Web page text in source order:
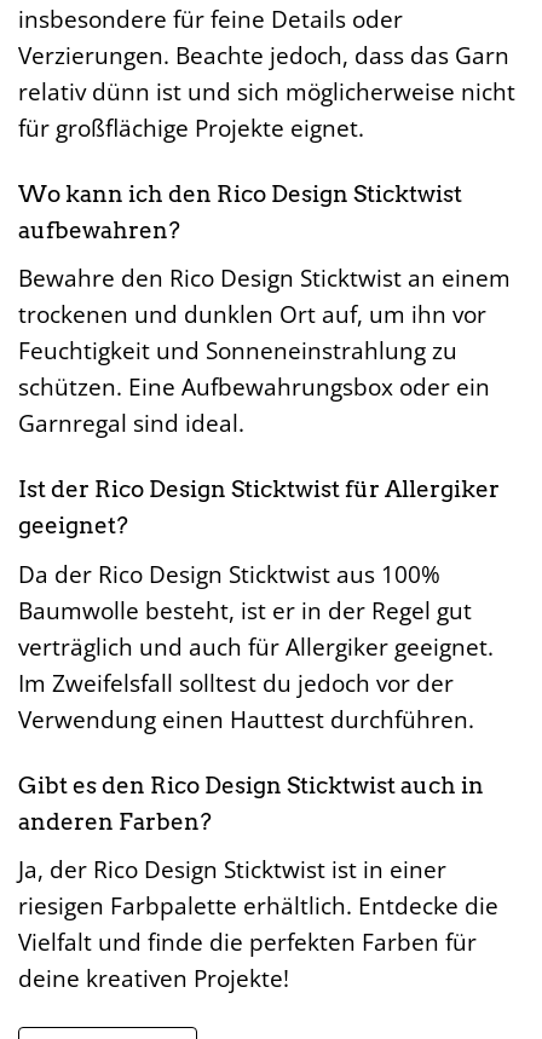
insbesondere für feine Details oder
Verzierungen. Beachte jedoch, dass das Garn
relativ dünn ist und sich möglicherweise nicht
für großflächige Projekte eignet.
Wo kann ich den Rico Design Sticktwist
aufbewahren?
Bewahre den Rico Design Sticktwist an einem
trockenen und dunklen Ort auf, um ihn vor
Feuchtigkeit und Sonneneinstrahlung zu
schützen. Eine Aufbewahrungsbox oder ein
Garnregal sind ideal.
Ist der Rico Design Sticktwist für Allergiker
geeignet?
Da der Rico Design Sticktwist aus 100%
Baumwolle besteht, ist er in der Regel gut
verträglich und auch für Allergiker geeignet.
Im Zweifelsfall solltest du jedoch vor der
Verwendung einen Hauttest durchführen.
Gibt es den Rico Design Sticktwist auch in
anderen Farben?
Ja, der Rico Design Sticktwist ist in einer
riesigen Farbpalette erhältlich. Entdecke die
Vielfalt und finde die perfekten Farben für
deine kreativen Projekte!